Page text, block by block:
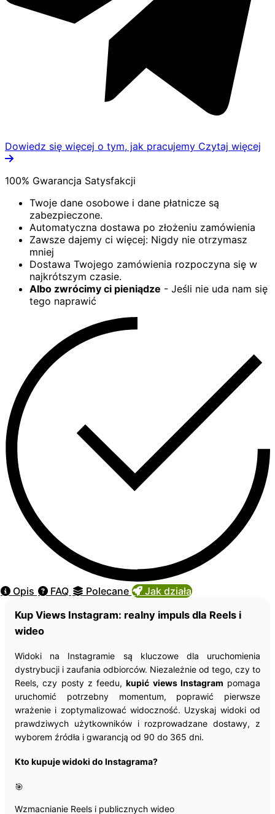
Dowiedz się więcej o tym, jak pracujemy Czytaj więcej
100% Gwarancja Satysfakcji
Twoje dane osobowe i dane płatnicze są
zabezpieczone.
Automatyczna dostawa po złożeniu zamówienia
Zawsze dajemy ci więcej: Nigdy nie otrzymasz
mniej
Dostawa Twojego zamówienia rozpoczyna się w
najkrótszym czasie.
Albo zwrócimy ci pieniądze - Jeśli nie uda nam się
tego naprawić
Opis FAQ Polecane
Jak działa
Kup Views Instagram: realny impuls dla Reels i
wideo
Widoki na Instagramie są kluczowe dla uruchomienia
dystrybucji i zaufania odbiorców. Niezależnie od tego, czy to
Reels, czy posty z feedu,kupić views Instagram pomaga
uruchomić potrzebny momentum, poprawić pierwsze
wrażenie i zoptymalizować widoczność. Uzyskaj widoki od
prawdziwych użytkowników i rozprowadzane dostawy, z
wyborem źródła i gwarancją od 90 do 365 dni.
Kto kupuje widoki do Instagrama?
🎯
Wzmacnianie Reels i publicznych wideo